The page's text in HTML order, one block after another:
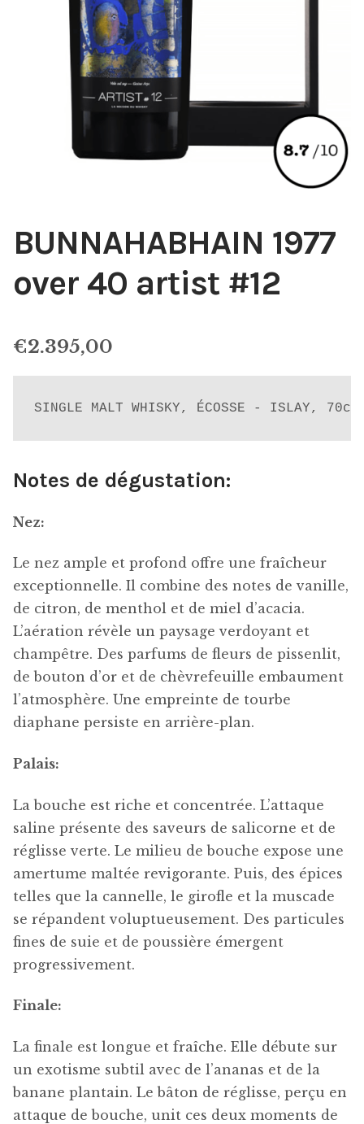
BUNNAHABHAIN 1977
over 40 artist #12
€2.395,00
SINGLE MALT WHISKY, ÉCOSSE - ISLAY,
Notes de dégustation:
Nez:
Le nez ample et profond offre une fraîcheur
exceptionnelle. Il combine des notes de vanille,
de citron, de menthol et de miel d’acacia.
L’aération révèle un paysage verdoyant et
champêtre. Des parfums de fleurs de pissenlit,
de bouton d’or et de chèvrefeuille embaument
l’atmosphère. Une empreinte de tourbe
diaphane persiste en arrière-plan.
Palais:
La bouche est riche et concentrée. L’attaque
saline présente des saveurs de salicorne et de
réglisse verte. Le milieu de bouche expose une
amertume maltée revigorante. Puis, des épices
telles que la cannelle, le girofle et la muscade
se répandent voluptueusement. Des particules
fines de suie et de poussière émergent
progressivement.
Finale:
La finale est longue et fraîche. Elle débute sur
un exotisme subtil avec de l’ananas et de la
banane plantain. Le bâton de réglisse, perçu en
attaque de bouche, unit ces deux moments de